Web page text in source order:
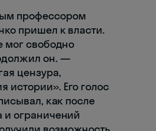
профессором
пришел к власти.
мог свободно
он. —
цензура,
истории». Его голос
как после
и ограничений